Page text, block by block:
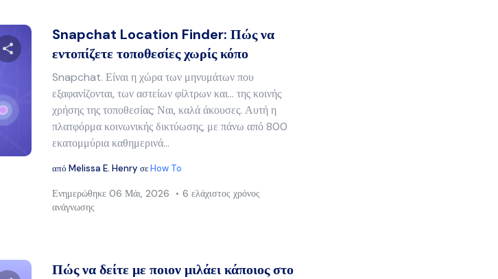
Μοιραστείτε αυτό το άρθρο
Facebook Αντιγραφή συνδέσμου
Snapchat Location Finder: Πώς να
εντοπίζετε τοποθεσίες χωρίς κόπο
Snapchat. Είναι η χώρα των μηνυμάτων που
εξαφανίζονται, των αστείων φίλτρων και... της κοινής
χρήσης της τοποθεσίας; Ναι, καλά άκουσες. Αυτή η
πλατφόρμα κοινωνικής δικτύωσης, με πάνω από 800
εκατομμύρια καθημερινά...
απόMelissa E. Henry σεHow To
Ενημερώθηκε 06 Μάι, 2026
6 ελάχιστος χρόνος
ανάγνωσης
Πώς να δείτε με ποιον μιλάει κάποιος στο